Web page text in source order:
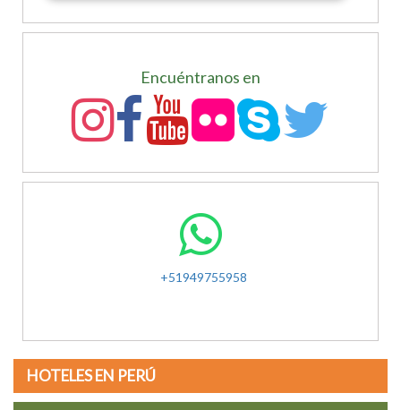
Encuéntranos en
+51949755958
HOTELES EN PERÚ